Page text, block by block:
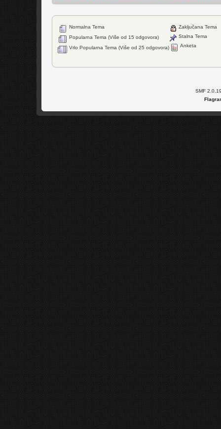
Normalna Tema
Popularna Tema (Više od 15 odgovora)
Vrlo Popularna Tema (Više od 25 odgovora)
Zaključana Tema
Stalna Tema
Anketa
SMF